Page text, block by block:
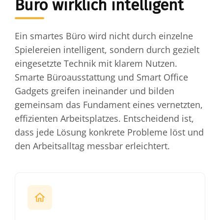
Büro wirklich intelligent
Ein smartes Büro wird nicht durch einzelne
Spielereien intelligent, sondern durch gezielt
eingesetzte Technik mit klarem Nutzen.
Smarte Büroausstattung und Smart Office
Gadgets greifen ineinander und bilden
gemeinsam das Fundament eines vernetzten,
effizienten Arbeitsplatzes. Entscheidend ist,
dass jede Lösung konkrete Probleme löst und
den Arbeitsalltag messbar erleichtert.